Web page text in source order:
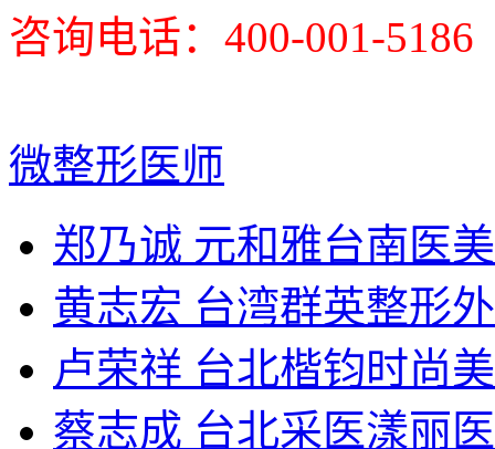
咨询电话：400-001-5186
微整形医师
郑乃诚 元和雅台南医
黄志宏 台湾群英整形
卢荣祥 台北楷钧时尚
蔡志成 台北采医漾丽